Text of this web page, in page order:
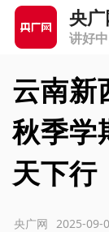
央
讲好
云南新
秋季学
天下行
2025-09-
央广网